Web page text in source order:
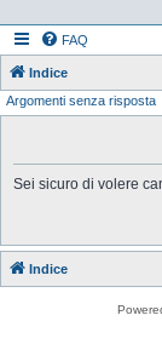
FAQ
Indice
Argomenti senza risposta
Sei sicuro di volere
Indice